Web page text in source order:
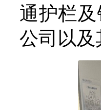
通护栏
公司以